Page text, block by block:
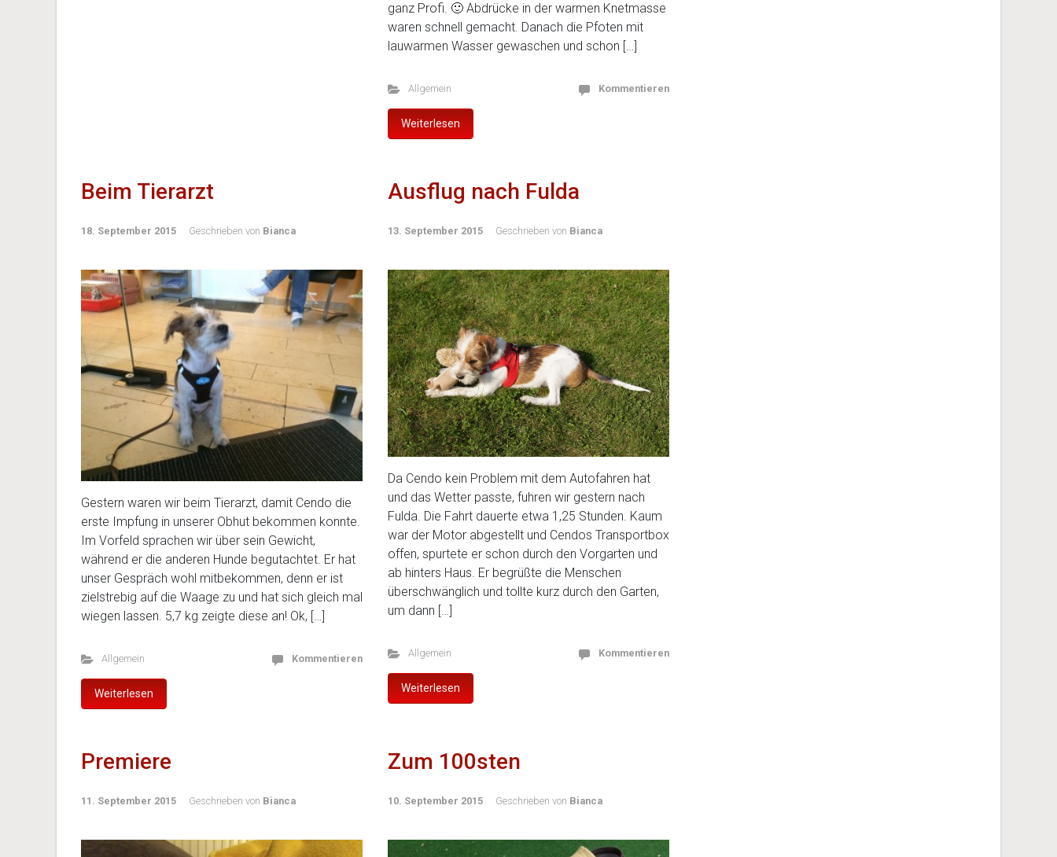
ganz Profi. 🙂 Abdrücke in der warmen Knetmasse
waren schnell gemacht. Danach die Pfoten mit
lauwarmen Wasser gewaschen und schon […]
Allgemein Kommentieren
Weiterlesen
Beim Tierarzt
18. September 2015 Geschrieben von Bianca
Gestern waren wir beim Tierarzt, damit Cendo die
erste Impfung in unserer Obhut bekommen konnte.
Im Vorfeld sprachen wir über sein Gewicht,
während er die anderen Hunde begutachtet. Er hat
unser Gespräch wohl mitbekommen, denn er ist
zielstrebig auf die Waage zu und hat sich gleich mal
wiegen lassen. 5,7 kg zeigte diese an! Ok, […]
Allgemein Kommentieren
Weiterlesen
Ausflug nach Fulda
13. September 2015 Geschrieben von Bianca
Da Cendo kein Problem mit dem Autofahren hat
und das Wetter passte, fuhren wir gestern nach
Fulda. Die Fahrt dauerte etwa 1,25 Stunden. Kaum
war der Motor abgestellt und Cendos Transportbox
offen, spurtete er schon durch den Vorgarten und
ab hinters Haus. Er begrüßte die Menschen
überschwänglich und tollte kurz durch den Garten,
um dann […]
Allgemein Kommentieren
Weiterlesen
Premiere
11. September 2015 Geschrieben von Bianca
Zum 100sten
10. September 2015 Geschrieben von Bianca